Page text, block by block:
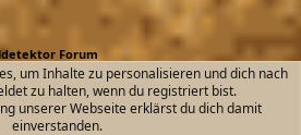
Forum
Datenschutz
Start
R
um Inhalte zu personalisieren und dich nach
zu halten, wenn du registriert bist.
unserer Webseite erklärst du dich damit
einverstanden.